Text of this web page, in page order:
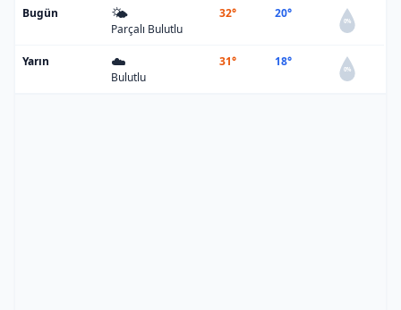
Bugün 🌤️
Parçalı Bulutlu
32° 20°
0%
Yarın ☁️
Bulutlu
31° 18°
0%